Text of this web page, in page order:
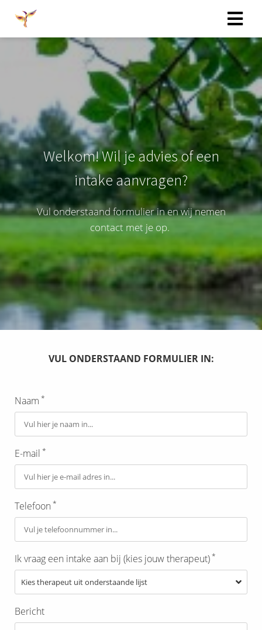
Welkom! Wil je advies of een
intake aanvragen?
Vul onderstaand formulier in en wij nemen
contact met je op.
VUL ONDERSTAAND FORMULIER IN:
Naam *
E-mail *
Telefoon *
Ik vraag een intake aan bij (kies jouw therapeut)*
Bericht